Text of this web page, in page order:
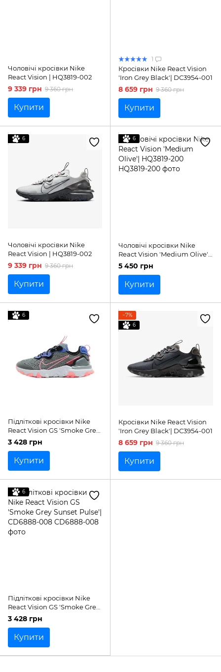
Чоловічі кросівки Nike
React Vision | HQ3819-002
9 339 грн 9 360 грн
Купити
1
Кросівки Nike React Vision
'Iron Grey Black'| DC3954-001
8 659 грн 9 360 грн
Купити
6
Чоловічі кросівки Nike
React Vision | HQ3819-002
9 339 грн 9 360 грн
Купити
6
Чоловічі кросівки Nike
React Vision 'Medium Olive'|
HQ3819-200
5 450 грн
Купити
6
Підліткові кросівки Nike
React Vision GS 'Smoke Grey
Sunset Pulse'| CD6888-008
3 428 грн
Купити
−7%
6
Кросівки Nike React Vision
'Iron Grey Black'| DC3954-001
8 659 грн 9 360 грн
Купити
6
Підліткові кросівки Nike
React Vision GS 'Smoke Grey
Sunset Pulse'| CD6888-008
3 428 грн
Купити